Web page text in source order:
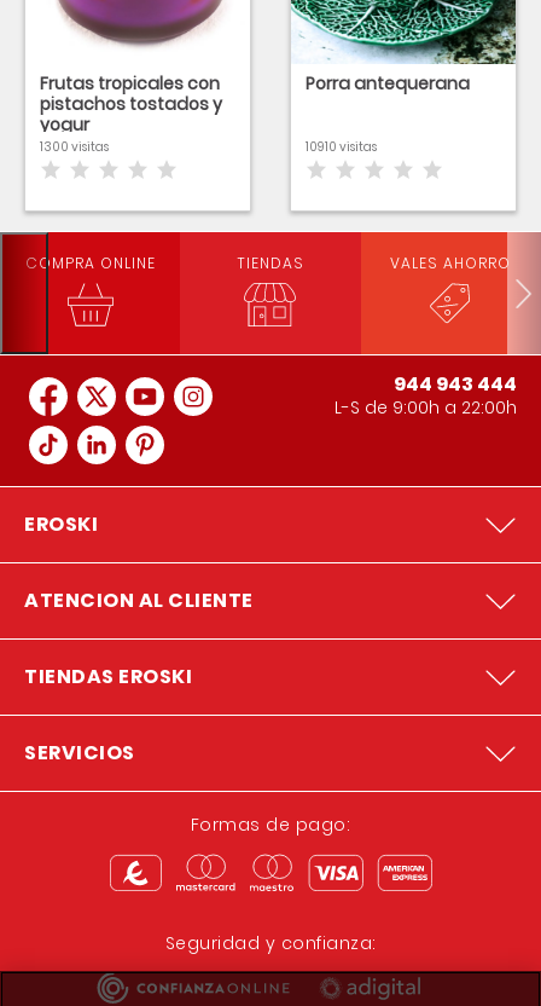
Frutas tropicales con
pistachos tostados y
yogur
1300 visitas
Porra antequerana
10910 visitas
COMPRA ONLINE TIENDAS VALES AHORRO
944 943 444
L-S de 9:00h a 22:00h
EROSKI
ATENCION AL CLIENTE
TIENDAS EROSKI
SERVICIOS
Formas de pago:
Seguridad y confianza: